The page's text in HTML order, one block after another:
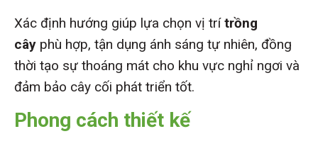
Xác định hướng giúp lựa chọn vị trítrồng
cây phù hợp, tận dụng ánh sáng tự nhiên, đồng
thời tạo sự thoáng mát cho khu vực nghỉ ngơi và
đảm bảo cây cối phát triển tốt.
Phong cách thiết kế